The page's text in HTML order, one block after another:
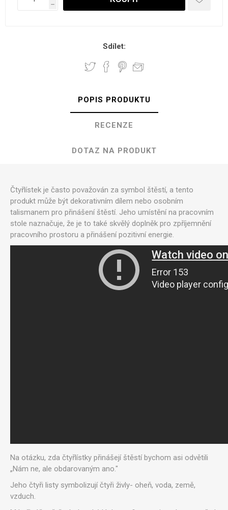
h
Sdílet:
POPIS PRODUKTU
RECENZE
DOTAZ NA PRODUKT
Čtyřlístek je často považován za symbol štěstí, a tento
produkt může být dekorativním dílem nebo osobním
talismanem pro přinášení štěstí. Jeho umístění na pracovním
stole naznačuje, že je to také skvělý doplněk pro zpříjemnění
pracovního prostoru a přinášení pozitivní energie.
Na otázku, zda čtyřlístky přinášejí štěstí bychom asi odvětili
„Nám ne, ale obdarovaným ano."
Jeho čtyři listy symbolizují čtyři živly- oheň, voda, země,
vzduch.